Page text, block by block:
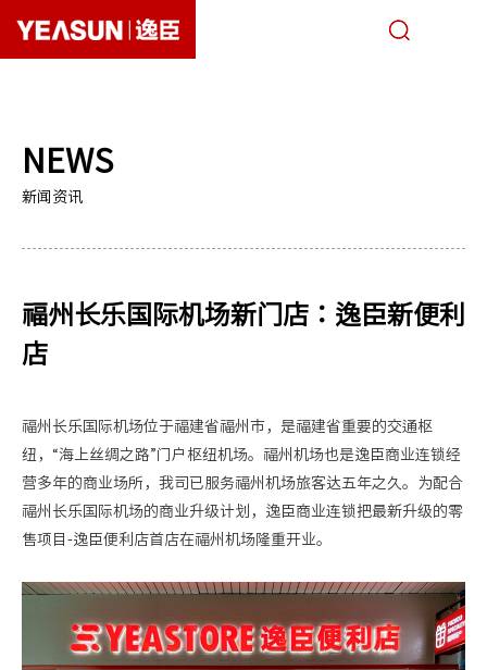
NEWS
新闻资讯
福州长乐国际机场新门店：逸臣新便利
店
福州长乐国际机场位于福建省福州市，是福建省重要的交通枢
纽，“海上丝绸之路”门户枢纽机场。福州机场也是逸臣商业连锁经
营多年的商业场所，我司已服务福州机场旅客达五年之久。为配合
福州长乐国际机场的商业升级计划，逸臣商业连锁把最新升级的零
售项目 -逸臣便利店首店在福州机场隆重开业。
商务合作
新闻媒体
人才招聘
联系我们